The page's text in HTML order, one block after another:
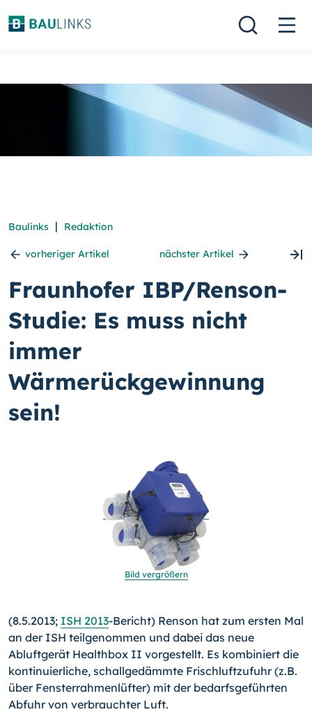
Baulinks | Redaktion
vorheriger Artikel nächster Artikel
Fraunhofer IBP/Renson-
Studie: Es muss nicht
immer
Wärmerückgewinnung
sein!
Bild vergrößern
(8.5.2013; ISH 2013-Bericht) Renson hat zum ersten Mal
an der ISH teilgenommen und dabei das neue
Abluftgerät Health­box II vorgestellt. Es kombiniert die
kontinuierliche, schallge­dämmte Frischluftzufuhr (z.B.
über Fensterrahmenlüfter) mit der bedarfsgeführten
Abfuhr von verbrauchter Luft.